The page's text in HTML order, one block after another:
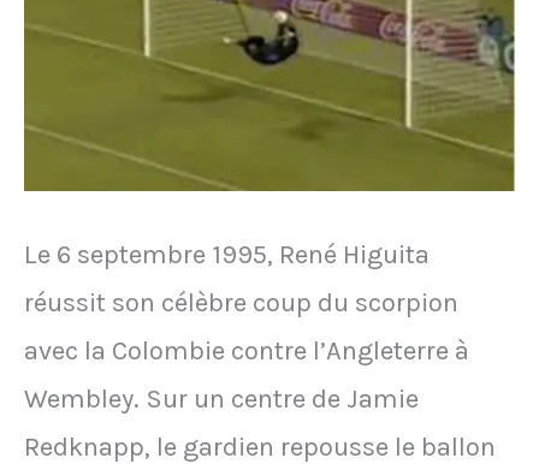
des
Floyd
son
arrivée
à
l'OM
Le 6 septembre 1995, René Higuita
réussit son célèbre coup du scorpion
avec la Colombie contre l’Angleterre à
Wembley. Sur un centre de Jamie
Redknapp, le gardien repousse le ballon